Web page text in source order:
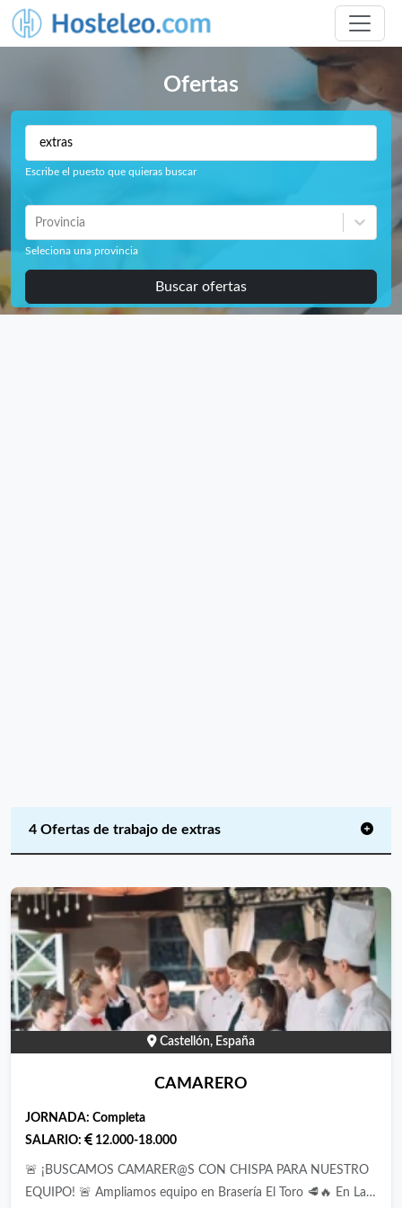
Ofertas
Escribe el puesto que quieras buscar
Provincia
Seleciona una provincia
Buscar ofertas
4 Ofertas de trabajo de extras
Castellón, España
CAMARERO
JORNADA: Completa
SALARIO:
12.000-18.000
🚨 ¡BUSCAMOS CAMARER@S CON CHISPA PARA NUESTRO
EQUIPO! 🚨 ​Ampliamos equipo en Brasería El Toro 🥩🔥 ​En La